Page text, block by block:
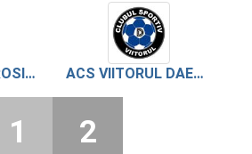
CS SPORTING ROSIORI DE VEDE ACS VIITORUL DAESTI
1 2